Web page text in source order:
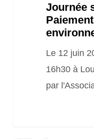
Journée
Le 12 juin
16h30 à
par